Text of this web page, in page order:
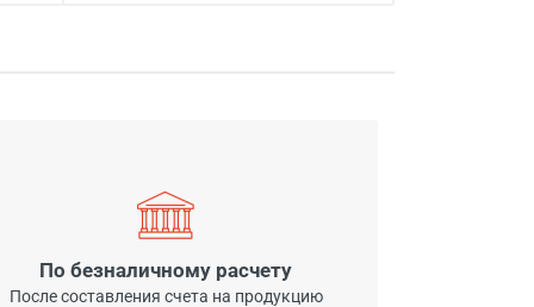
По безналичному расчету
После составления счета на продукцию